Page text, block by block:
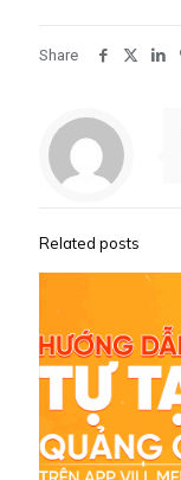
Share
Related posts